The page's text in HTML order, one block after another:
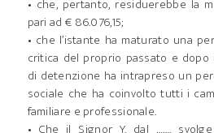
• che, pertanto, residuerebbe la
pari ad € 86.076,15;
• che l’istante ha maturato una
critica del proprio passato e
di detenzione ha intrapreso un
sociale che ha coinvolto tutti i
familiare e professionale.